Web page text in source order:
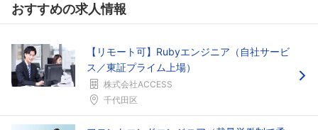
おすすめの求人情報
【リモート可】Rubyエンジニア（自社サービ
ス／東証プライム上場）
株式会社ACCESS
千代田区